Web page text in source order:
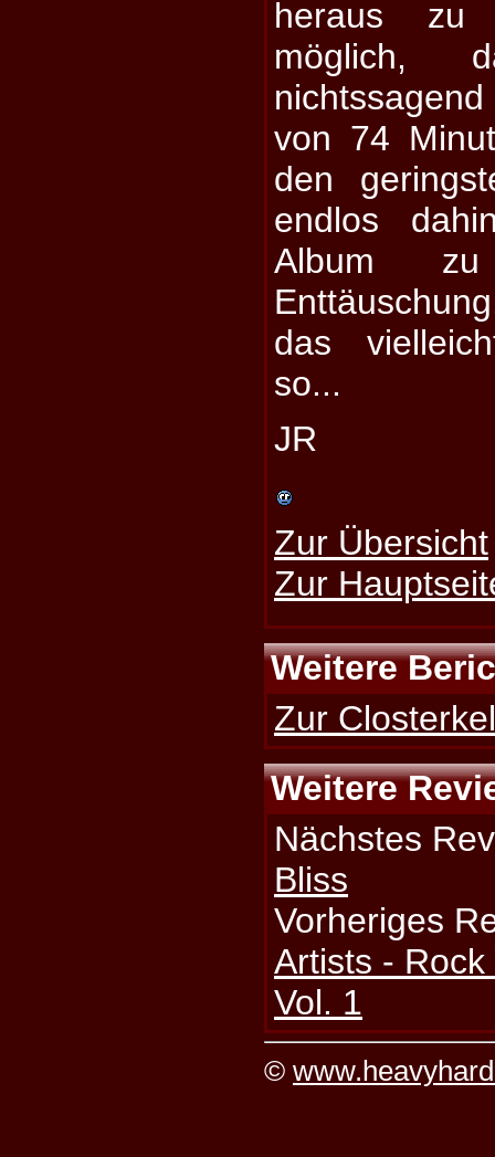
heraus
möglich,
von 74
den
endlos
Album
das
so...
JR
Zur Übersicht
Zur
Weitere
Zur
Weitere
Nächstes
Bliss
Vorheriges
Artists -
Vol. 1
©